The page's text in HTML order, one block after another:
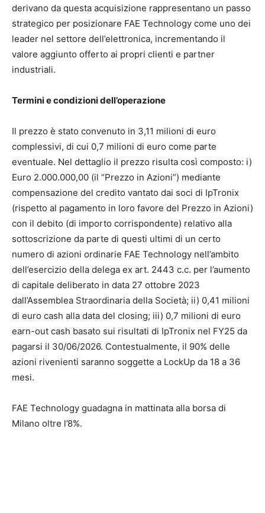
derivano da questa acquisizione rappresentano un passo
strategico per posizionare FAE Technology come uno dei
leader nel settore dell’elettronica, incrementando il
valore aggiunto offerto ai propri clienti e partner
industriali.
Termini e condizioni dell’operazione
Il prezzo è stato convenuto in 3,11 milioni di euro
complessivi, di cui 0,7 milioni di euro come parte
eventuale. Nel dettaglio il prezzo risulta così composto: i)
Euro 2.000.000,00 (il “Prezzo in Azioni”) mediante
compensazione del credito vantato dai soci di IpTronix
(rispetto al pagamento in loro favore del Prezzo in Azioni)
con il debito (di importo corrispondente) relativo alla
sottoscrizione da parte di questi ultimi di un certo
numero di azioni ordinarie FAE Technology nell’ambito
dell’esercizio della delega ex art. 2443 c.c. per l’aumento
di capitale deliberato in data 27 ottobre 2023
dall’Assemblea Straordinaria della Società; ii) 0,41 milioni
di euro cash alla data del closing; iii) 0,7 milioni di euro
earn-out cash basato sui risultati di IpTronix nel FY25 da
pagarsi il 30/06/2026. Contestualmente, il 90% delle
azioni rivenienti saranno soggette a LockUp da 18 a 36
mesi.
FAE Technology guadagna in mattinata alla borsa di
Milano oltre l’8%.